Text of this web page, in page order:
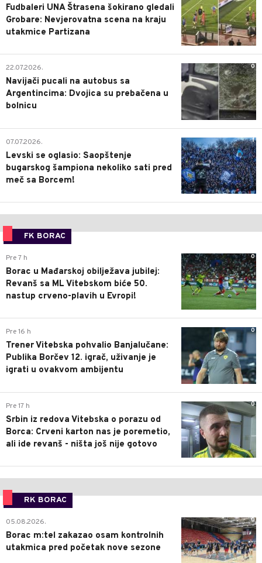
Fudbaleri UNA Štrasena šokirano gledali
Grobare: Nevjerovatna scena na kraju
utakmice Partizana
0
22.07.2026.
Navijači pucali na autobus sa
Argentincima: Dvojica su prebačena u
bolnicu
1
07.07.2026.
Levski se oglasio: Saopštenje
bugarskog šampiona nekoliko sati pred
meč sa Borcem!
FK BORAC
0
Pre 7 h
Borac u Mađarskoj obilježava jubilej:
Revanš sa ML Vitebskom biće 50.
nastup crveno-plavih u Evropi!
0
Pre 16 h
Trener Vitebska pohvalio Banjalučane:
Publika Borčev 12. igrač, uživanje je
igrati u ovakvom ambijentu
0
Pre 17 h
Srbin iz redova Vitebska o porazu od
Borca: Crveni karton nas je poremetio,
ali ide revanš - ništa još nije gotovo
RK BORAC
0
05.08.2026.
Borac m:tel zakazao osam kontrolnih
utakmica pred početak nove sezone